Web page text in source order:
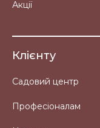
Акції
Клієнту
Садовий центр
Професіоналам